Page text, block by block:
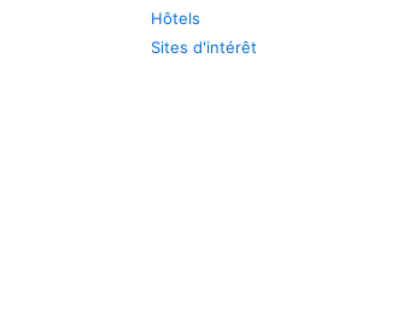
Hôtels
Sites d'intérêt